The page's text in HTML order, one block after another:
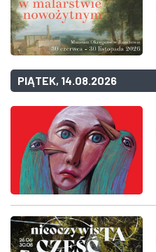
PIĄTEK, 14.08.2026